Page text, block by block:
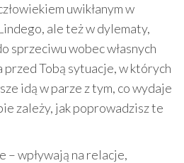
uwikłanym w
ale też w dylematy,
sprzeciwu wobec własnych
Tobą sytuacje, w których
idą w parze z tym, co wydaje
zależy, jak poprowadzisz te
– wpływają na relacje,